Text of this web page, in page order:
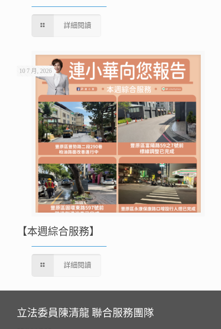
詳細閱讀
10 7 月, 2026
【本週綜合服務】
詳細閱讀
立法委員陳清龍 聯合服務團隊